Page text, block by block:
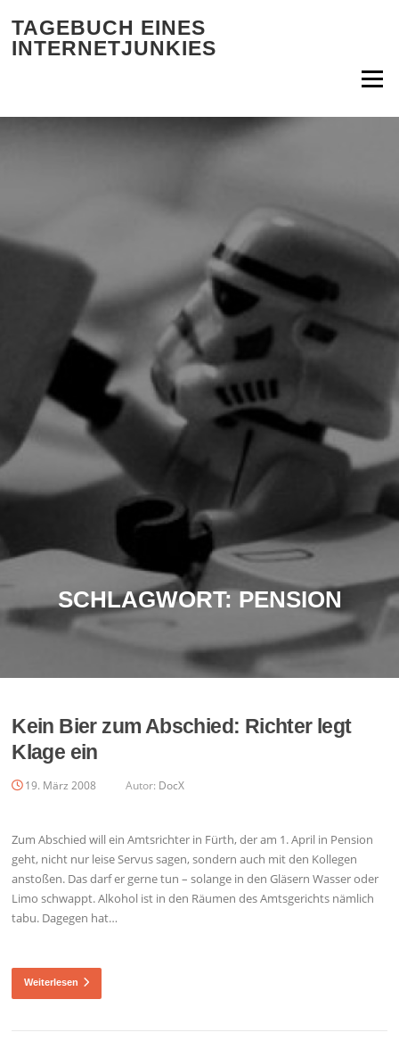
TAGEBUCH EINES
INTERNETJUNKIES
Menü
SCHLAGWORT: PENSION
Kein Bier zum Abschied: Richter legt
Klage ein
19. März 2008 Autor: DocX
Zum Abschied will ein Amtsrichter in Fürth, der am 1. April in Pension
geht, nicht nur leise Servus sagen, sondern auch mit den Kollegen
anstoßen. Das darf er gerne tun – solange in den Gläsern Wasser oder
Limo schwappt. Alkohol ist in den Räumen des Amtsgerichts nämlich
tabu. Dagegen hat…
Weiterlesen